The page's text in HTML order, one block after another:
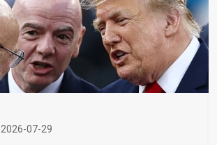
2026-07-29